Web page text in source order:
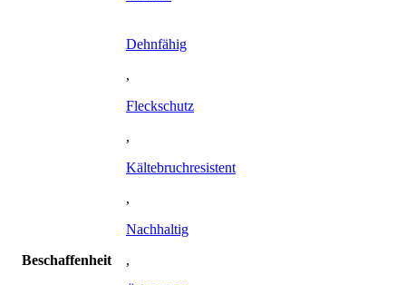
Beschaffenheit
Dehnfähig
,
Fleckschutz
,
Kältebruchresistent
,
Nachhaltig
,